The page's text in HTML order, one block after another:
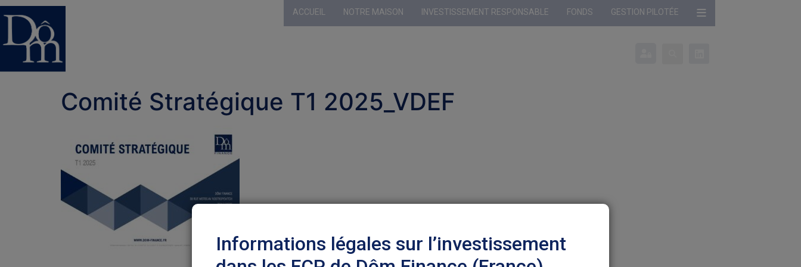
ACCUEIL NOTRE MAISON INVESTISSEMENT RESPONSABLE FONDS GESTION PILOTÉE
Comité Stratégique T1 2025_VDEF
Informations légales sur l’investissement